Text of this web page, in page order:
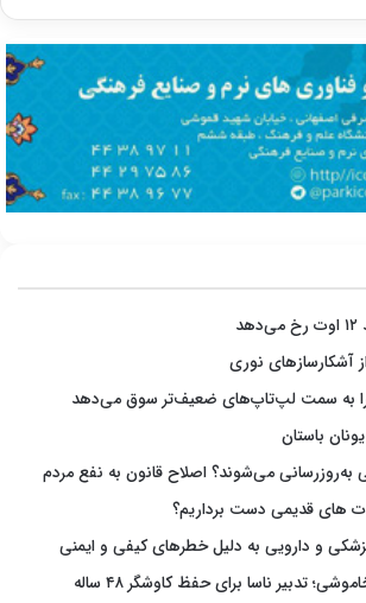
آشکارسازهای نوری
را به سمت لپ‌تاپ‌های ضعیف‌تر سوق می‌دهد
باستان
به‌روزرسانی می‌شوند؟ اصلاح قانون به نفع مردم
های قدیمی دست برداریم؟